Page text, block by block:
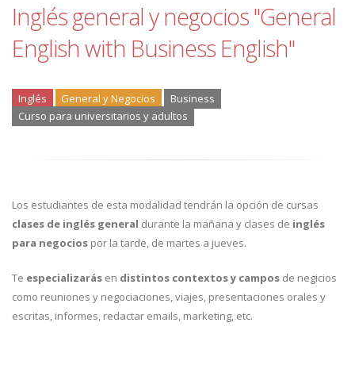
Inglés general y negocios "General
English with Business English"
Inglés General y Negocios
Business
Curso para universitarios y adultos
Los estudiantes de esta modalidad tendrán la opción de cursas
clases de inglés general durante la mañana y clases de inglés
para negocios por la tarde, de martes a jueves.
Te especializarás en distintos contextos y campos de negicios
como reuniones y negociaciones, viajes, presentaciones orales y
escritas, informes, redactar emails, marketing, etc.